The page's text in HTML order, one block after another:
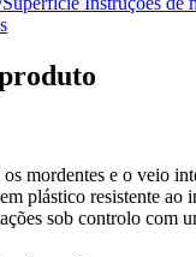
mordentes e o veio
plástico resistente ao
sob controlo com